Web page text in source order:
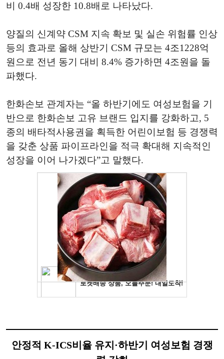
비 0.4배 성장한 10.8배로 나타났다.
양질의 신계약 CSM 지속 확보 및 실손 위험률 인상
등의 효과로 올해 상반기 CSM 규모는 4조1228억
원으로 전년 동기 대비 8.4% 증가하면 4조원을 돌
파했다.
한화손보 관계자는 “올 하반기에도 여성보험을 기
반으로 한화손보 고유 브랜드 입지를 강화하고, 5
종의 배타적사용권을 획득한 어린이보험 등 경쟁력
을 갖춘 상품 파이프라인을 적극 확대해 지속적인
성장을 이어 나가겠다”고 말했다.
안정적 K-ICS비율 유지·하반기 여성보험 경쟁